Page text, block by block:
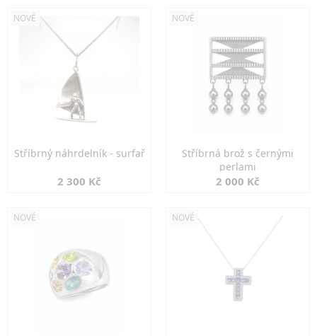
NOVÉ
Stříbrný náhrdelník - surfař
2 300 Kč
NOVÉ
Stříbrná brož s černými
perlami
2 000 Kč
NOVÉ NOVÉ